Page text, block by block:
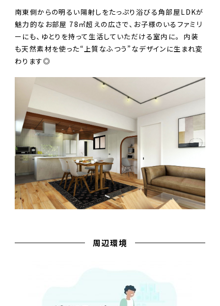
南東側からの明るい陽射しをたっぷり浴びる角部屋LDKが
魅力的なお部屋 78㎡超えの広さで、お子様のいるファミリ
ーにも、ゆとりを持って生活していただける室内に。 内装
も天然素材を使った“上質なふつう”なデザインに生まれ変
わります◎
周辺環境